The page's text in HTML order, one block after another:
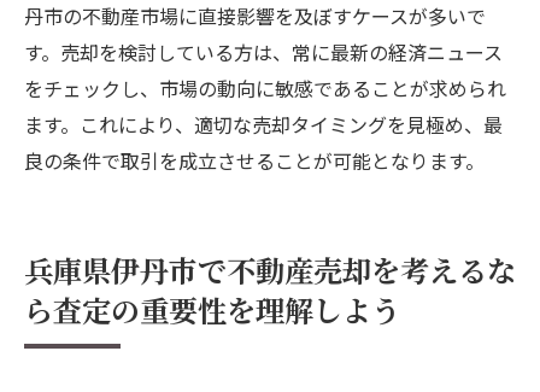
丹市の不動産市場に直接影響を及ぼすケースが多いで
す。売却を検討している方は、常に最新の経済ニュース
をチェックし、市場の動向に敏感であることが求められ
ます。これにより、適切な売却タイミングを見極め、最
良の条件で取引を成立させることが可能となります。
兵庫県伊丹市で不動産売却を考えるな
ら査定の重要性を理解しよう